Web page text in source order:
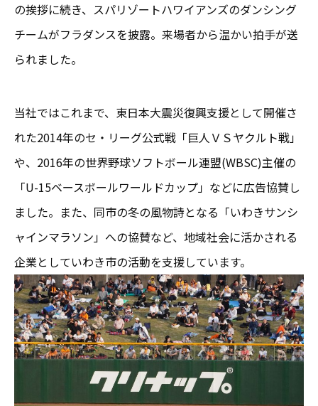
の挨拶に続き、スパリゾートハワイアンズのダンシング
チームがフラダンスを披露。来場者から温かい拍手が送
られました。
当社ではこれまで、東日本大震災復興支援として開催さ
れた2014年のセ・リーグ公式戦「巨人ＶＳヤクルト戦」
や、2016年の世界野球ソフトボール連盟(WBSC)主催の
「U-15ベースボールワールドカップ」などに広告協賛し
ました。また、同市の冬の風物詩となる「いわきサンシ
ャインマラソン」への協賛など、地域社会に活かされる
企業としていわき市の活動を支援しています。